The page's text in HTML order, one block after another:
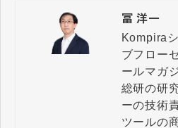
冨 洋一
Kompira
ブフロー
ールマガ
総研の研
ーの技術
ツールの